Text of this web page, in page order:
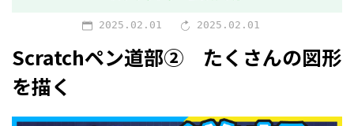
2025.02.01 2025.02.01
Scratchペン道部② たくさんの図形
を描く